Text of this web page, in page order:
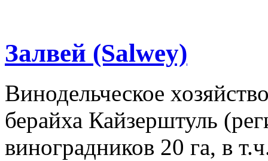
Залвей (Salwey)
Винодельческое
берайха Кайзерштуль
виноградников 20 га, в